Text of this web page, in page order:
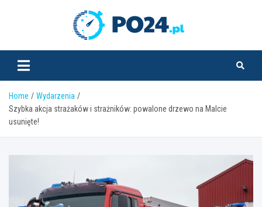
Home
Wydarzenia
Szybka akcja strażaków i strażników: powalone drzewo na Malcie
usunięte!